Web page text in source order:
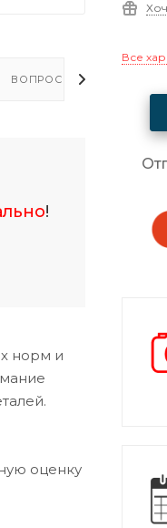
ВОПРОСЫ - ОТВЕТЫ
!
норм и
оценку
Все